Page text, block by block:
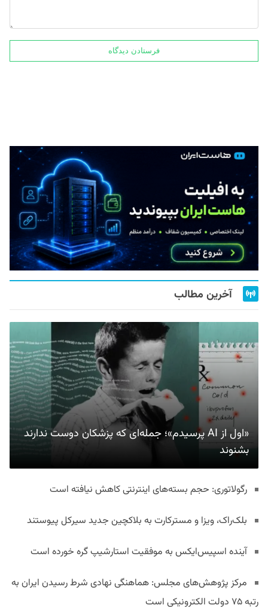
آخرین مطالب
«اول از AI پرسیدم»؛ جمله‌ای که پزشکان دوست ندارند
بشنوند
رگولاتوری: حجم بسته‌های اینترنتی کاهش نیافته است
بلک‌راک، ویزا و مسترکارت به بلاکچین جدید سیرکل پیوستند
آینده اسپیس‌ایکس به موفقیت استارشیپ گره خورده است
مرکز پژوهش‌های مجلس: هماهنگی نهادی شرط رسیدن ایران به
رتبه ۷۵ دولت الکترونیکی است